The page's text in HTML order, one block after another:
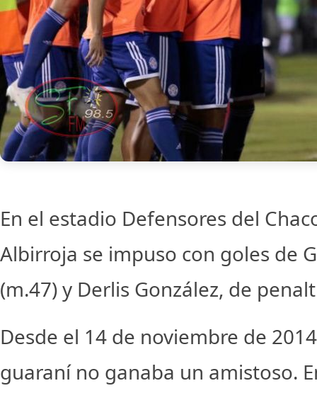
En el estadio Defensores del
Albirroja se impuso con goles de
(m.47) y Derlis González, de
Desde el 14 de noviembre de
guaraní no ganaba un amistoso.